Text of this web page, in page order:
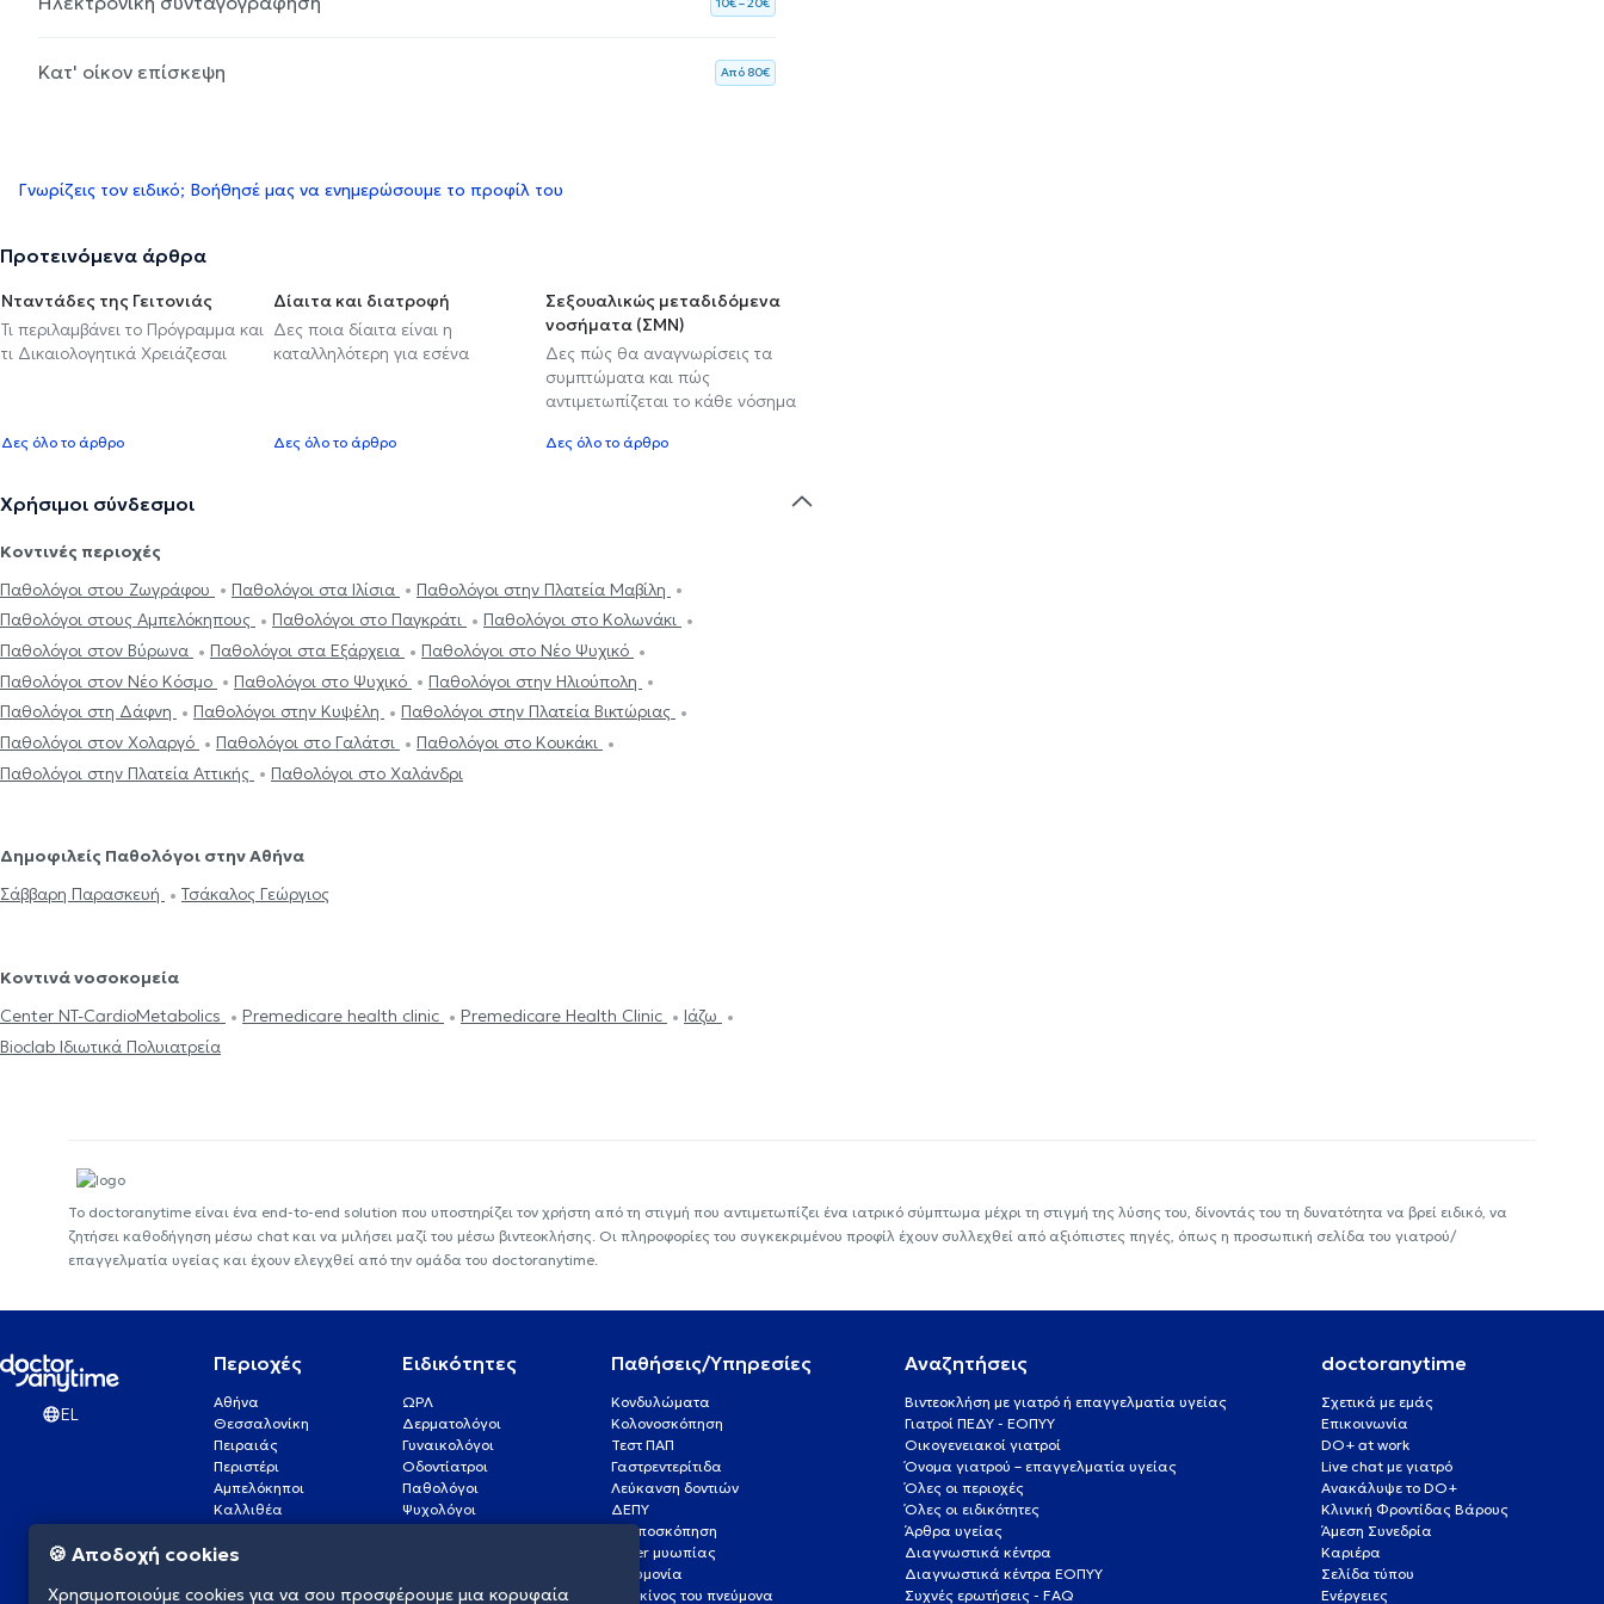
Κατ' οίκον επίσκεψη Aπό 80€
Γνωρίζεις τον ειδικό; Βοήθησέ μας να ενημερώσουμε το προφίλ του
Προτεινόμενα άρθρα
Νταντάδες της Γειτονιάς
Τι περιλαμβάνει το Πρόγραμμα και
τι Δικαιολογητικά Χρειάζεσαι
Δες όλο το άρθρο
Δίαιτα και διατροφή
Δες ποια δίαιτα είναι η
καταλληλότερη για εσένα
Δες όλο το άρθρο
Σεξουαλικώς μεταδιδόμενα
νοσήματα (ΣΜΝ)
Δες πώς θα αναγνωρίσεις τα
συμπτώματα και πώς
αντιμετωπίζεται το κάθε νόσημα
Δες όλο το άρθρο
Χρήσιμοι σύνδεσμοι
Κοντινές περιοχές
Παθολόγοι στου Ζωγράφου
Παθολόγοι στα Ιλίσια
Παθολόγοι στην Πλατεία Μαβίλη
Παθολόγοι στους Αμπελόκηπους
Παθολόγοι στο Παγκράτι
Παθολόγοι στο Κολωνάκι
Παθολόγοι στον Βύρωνα
Παθολόγοι στα Εξάρχεια
Παθολόγοι στο Νέο Ψυχικό
Παθολόγοι στον Νέο Κόσμο
Παθολόγοι στο Ψυχικό
Παθολόγοι στην Ηλιούπολη
Παθολόγοι στη Δάφνη
Παθολόγοι στην Κυψέλη
Παθολόγοι στην Πλατεία Βικτώριας
Παθολόγοι στον Χολαργό
Παθολόγοι στο Γαλάτσι
Παθολόγοι στο Κουκάκι
Παθολόγοι στην Πλατεία Αττικής
Παθολόγοι στο Χαλάνδρι
Δημοφιλείς Παθολόγοι στην Αθήνα
Σάββαρη Παρασκευή
Τσάκαλος Γεώργιος
Κοντινά νοσοκομεία
Center NT-CardioMetabolics
Premedicare health clinic Premedicare Health Clinic
Ιάζω
Bioclab Ιδιωτικά Πολυιατρεία
Το doctoranytime είναι ένα end-to-end solution που υποστηρίζει τον χρήστη από τη στιγμή που αντιμετωπίζει ένα ιατρικό σύμπτωμα μέχρι τη στιγμή της λύσης του, δίνοντάς του τη δυνατότητα να βρεί ειδικό, να
ζητήσει καθοδήγηση μέσω chat και να μιλήσει μαζί του μέσω βιντεοκλήσης. Οι πληροφορίες του συγκεκριμένου προφίλ έχουν συλλεχθεί από αξιόπιστες πηγές, όπως η προσωπική σελίδα του γιατρού/
επαγγελματία υγείας και έχουν ελεγχθεί από την ομάδα του doctoranytime.
EL
Περιοχές
Αθήνα
Θεσσαλονίκη
Πειραιάς
Περιστέρι
Αμπελόκηποι
Καλλιθέα
Πάτρα
Γλυφάδα
Νέα Σμύρνη
Ειδικότητες
ΩΡΛ
Δερματολόγοι
Γυναικολόγοι
Οδοντίατροι
Παθολόγοι
Ψυχολόγοι
Οφθαλμίατροι
Καρδιολόγοι
Παθήσεις/Υπηρεσίες
Κονδυλώματα
Κολονοσκόπηση
Τεστ ΠΑΠ
Γαστρεντερίτιδα
Λεύκανση δοντιών
ΔΕΠΥ
Κολποσκόπηση
Laser μυωπίας
Πνευμονία
Καρκίνος του πνεύμονα
Αναζητήσεις
Βιντεοκλήση με γιατρό ή επαγγελματία υγείας
Γιατροί ΠΕΔΥ - ΕΟΠΥΥ
Οικογενειακοί γιατροί
Όνομα γιατρού – επαγγελματία υγείας
Όλες οι περιοχές
Όλες οι ειδικότητες
Άρθρα υγείας
Διαγνωστικά κέντρα
Διαγνωστικά κέντρα ΕΟΠΥΥ
Συχνές ερωτήσεις - FAQ
doctoranytime
Σχετικά με εμάς
Επικοινωνία
DO+ at work
Live chat με γιατρό
Ανακάλυψε το DO+
Κλινική Φροντίδας Βάρους
Άμεση Συνεδρία
Καριέρα
Σελίδα τύπου
Ενέργειες
🍪 Αποδοχή cookies
Χρησιμοποιούμε cookies για να σου προσφέρουμε μια κορυφαία